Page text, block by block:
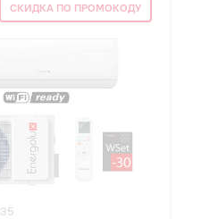
СКИДКА ПО ПРОМОКОДУ
35